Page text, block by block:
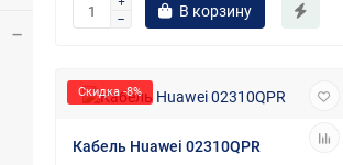
В корзину
Скидка -8%
Кабель Huawei 02310QPR